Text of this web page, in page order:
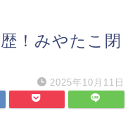
！みやたこ閉
2025年10月11日